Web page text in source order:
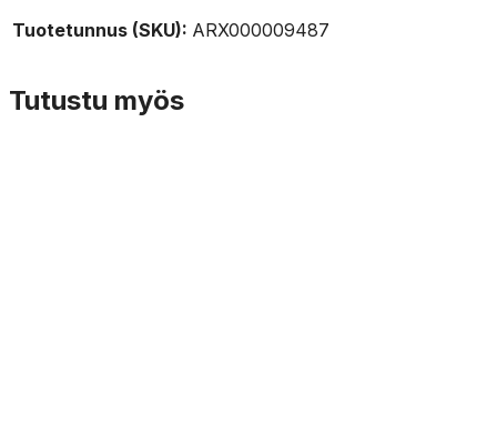
Tuotetunnus (SKU): ARX000009487
Tutustu myös